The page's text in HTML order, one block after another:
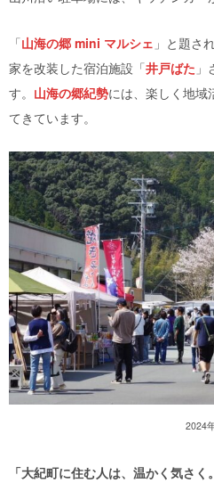
「山海の郷 mini マルシェ 」と題さ
家を改装した宿泊施設「井戸ばた
す。 山海の郷紀勢には、楽しく地域
てきています。
2024
「大紀町に住む人は、温かく気さ